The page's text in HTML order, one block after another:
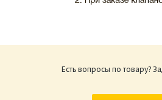
ВИНГС-М КЛОП-1.pdf
приводов КЛОП-1.pdf
Есть вопросы по товару?